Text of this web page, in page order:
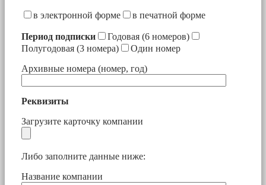
в электронной форме в печатной форме
Период подписки
Годовая (6 номеров)
Полугодовая (3 номера)
Один номер
Архивные номера (номер, год)
Реквизиты
Загрузите карточку компании
Либо заполните данные ниже:
Название компании